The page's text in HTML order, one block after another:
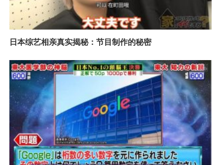
日本综艺相亲真实揭秘：节目制作的秘密